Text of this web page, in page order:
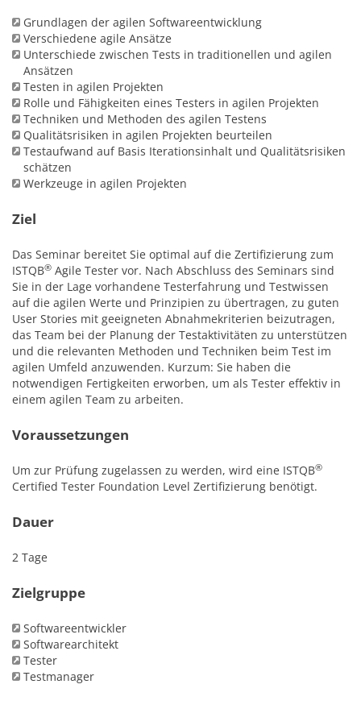
Grundlagen der agilen Softwareentwicklung
Verschiedene agile Ansätze
Unterschiede zwischen Tests in traditionellen und agilen
Ansätzen
Testen in agilen Projekten
Rolle und Fähigkeiten eines Testers in agilen Projekten
Techniken und Methoden des agilen Testens
Qualitätsrisiken in agilen Projekten beurteilen
Testaufwand auf Basis Iterationsinhalt und Qualitätsrisiken
schätzen
Werkzeuge in agilen Projekten
Ziel
Das Seminar bereitet Sie optimal auf die Zertifizierung zum
ISTQB® Agile Tester vor. Nach Abschluss des Seminars sind
Sie in der Lage vorhandene Testerfahrung und Testwissen
auf die agilen Werte und Prinzipien zu übertragen, zu guten
User Stories mit geeigneten Abnahmekriterien beizutragen,
das Team bei der Planung der Testaktivitäten zu unterstützen
und die relevanten Methoden und Techniken beim Test im
agilen Umfeld anzuwenden. Kurzum: Sie haben die
notwendigen Fertigkeiten erworben, um als Tester effektiv in
einem agilen Team zu arbeiten.
Voraussetzungen
Um zur Prüfung zugelassen zu werden, wird eine ISTQB®
Certified Tester Foundation Level Zertifizierung benötigt.
Dauer
2 Tage
Zielgruppe
Softwareentwickler
Softwarearchitekt
Tester
Testmanager